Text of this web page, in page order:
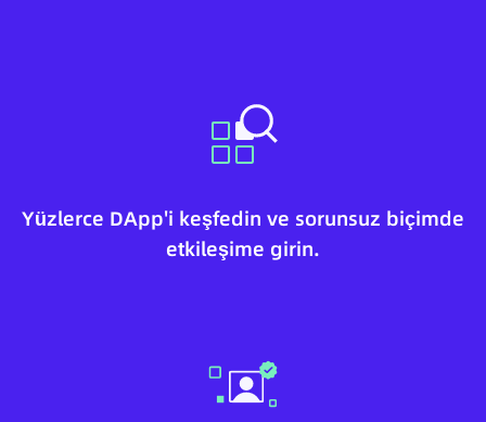
Yüzlerce DApp'i keşfedin ve sorunsuz biçimde
etkileşime girin.